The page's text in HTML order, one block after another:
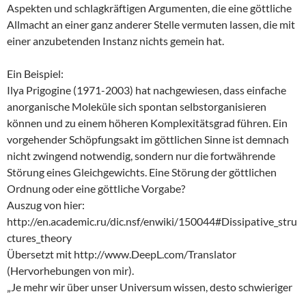
Aspekten und schlagkräftigen Argumenten, die eine göttliche
Allmacht an einer ganz anderer Stelle vermuten lassen, die mit
einer anzubetenden Instanz nichts gemein hat.
Ein Beispiel:
Ilya Prigogine (1971-2003) hat nachgewiesen, dass einfache
anorganische Moleküle sich spontan selbstorganisieren
können und zu einem höheren Komplexitätsgrad führen. Ein
vorgehender Schöpfungsakt im göttlichen Sinne ist demnach
nicht zwingend notwendig, sondern nur die fortwährende
Störung eines Gleichgewichts. Eine Störung der göttlichen
Ordnung oder eine göttliche Vorgabe?
Auszug von hier:
http://en.academic.ru/dic.nsf/enwiki/150044#Dissipative_stru
ctures_theory
Übersetzt mit http://www.DeepL.com/Translator
(Hervorhebungen von mir).
„Je mehr wir über unser Universum wissen, desto schwieriger